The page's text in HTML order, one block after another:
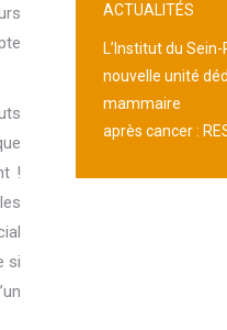
!
si
ACTUALITÉS
L’Institut du
nouvelle unité
mammaire
après cancer :